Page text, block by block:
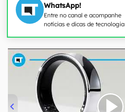
WhatsApp!
Entre no canal e acompanhe
notícias e dicas de tecnologia